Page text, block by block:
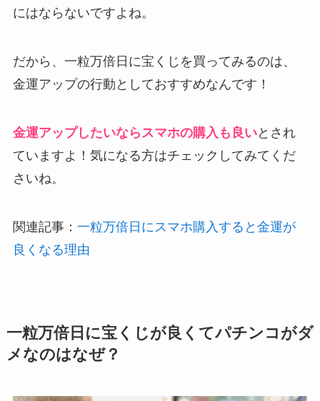
にはならないですよね。
だから、一粒万倍日に宝くじを買ってみるのは、
金運アップの行動としておすすめなんです！
金運アップしたいならスマホの購入も良いとされ
ていますよ！気になる方はチェックしてみてくだ
さいね。
関連記事： 一粒万倍日にスマホ購入すると金運が
良くなる理由
一粒万倍日に宝くじが良くてパチンコがダ
メなのはなぜ？